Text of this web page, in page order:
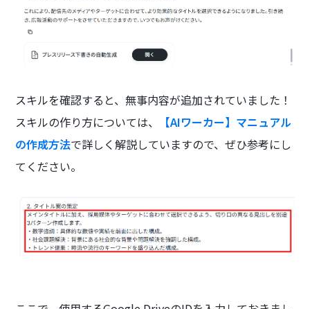
スキルを確認すると、無事内容が追加されていました！
スキルの作り方については、
【AIワーカー】マニュアル
の作成方法で詳しく解説していますので、ぜひ参考にし
てください。